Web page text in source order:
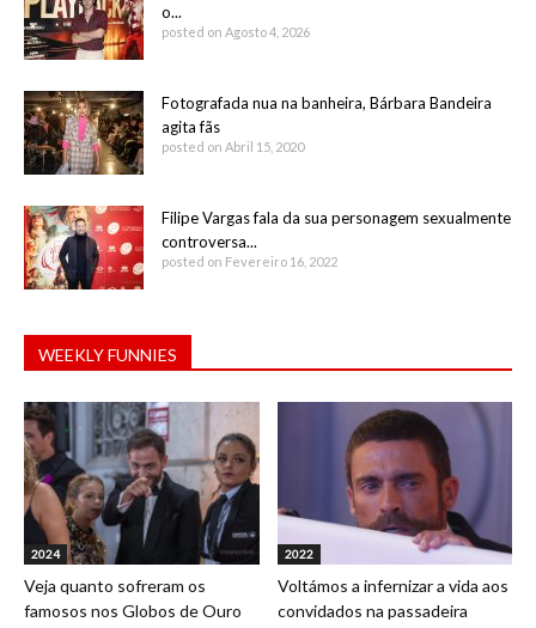
o...
posted on Agosto 4, 2026
Fotografada nua na banheira, Bárbara Bandeira
agita fãs
posted on Abril 15, 2020
Filipe Vargas fala da sua personagem sexualmente
controversa...
posted on Fevereiro 16, 2022
WEEKLY FUNNIES
2024
Veja quanto sofreram os
famosos nos Globos de Ouro
2022
Voltámos a infernizar a vida aos
convidados na passadeira